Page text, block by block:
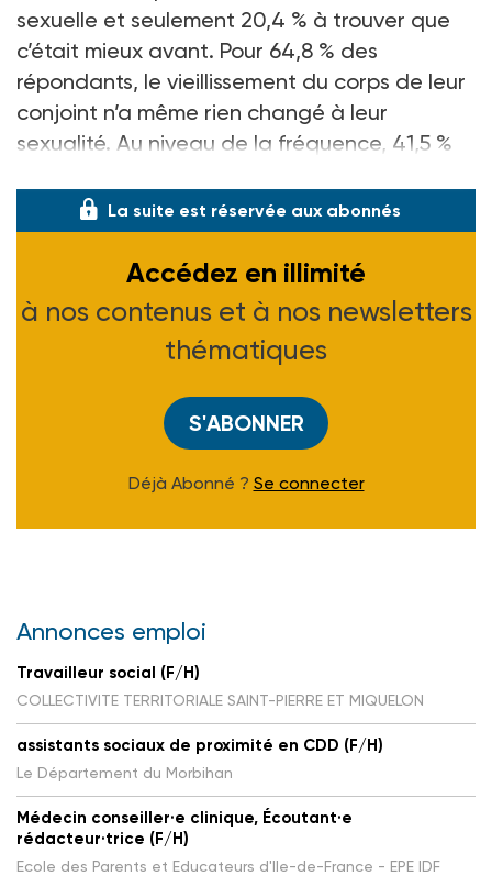
sexuelle et seulement 20,4 % à trouver que
c’était mieux avant. Pour 64,8 % des
répondants, le vieillissement du corps de leur
conjoint n’a même rien changé à leur
sexualité. Au niveau de la fréquence, 41,5 %
La suite est réservée aux abonnés
Accédez en illimité
à nos contenus et à nos newsletters
thématiques
S'ABONNER
Déjà Abonné ? Se connecter
Annonces emploi
Travailleur social (F/H)
COLLECTIVITE TERRITORIALE SAINT-PIERRE ET MIQUELON
assistants sociaux de proximité en CDD (F/H)
Le Département du Morbihan
Médecin conseiller·e clinique, Écoutant·e
rédacteur·trice (F/H)
Ecole des Parents et Educateurs d'Ile-de-France - EPE IDF